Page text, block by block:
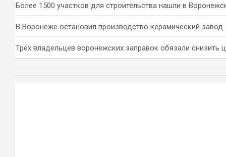
Более 1500 участков для строительства нашли в
В Воронеже остановил производство керамический завод
Трех владельцев воронежских заправок обязали снизить